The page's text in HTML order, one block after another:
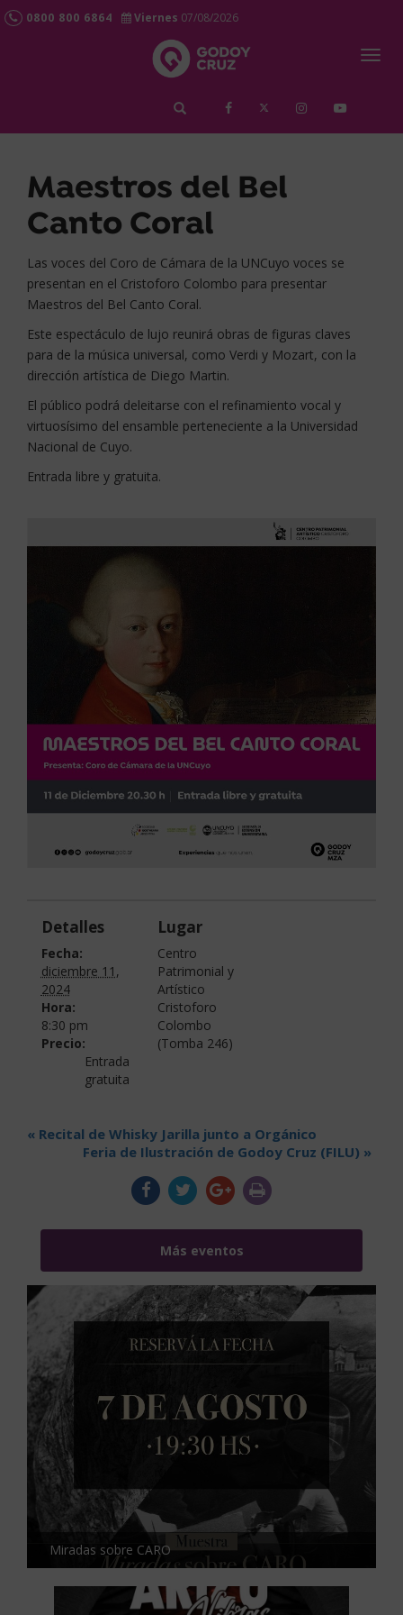
0800 800 6864 Viernes 07/08/2026
Maestros del Bel
Canto Coral
Las voces del Coro de Cámara de la UNCuyo voces se
presentan en el Cristoforo Colombo para presentar
Maestros del Bel Canto Coral.
Este espectáculo de lujo reunirá obras de figuras claves
para de la música universal, como Verdi y Mozart, con la
dirección artística de Diego Martin.
El público podrá deleitarse con el refinamiento vocal y
virtuosísimo del ensamble perteneciente a la Universidad
Nacional de Cuyo.
Entrada libre y gratuita.
Detalles
Fecha:
diciembre 11,
2024
Hora:
8:30 pm
Precio:
Entrada
gratuita
Lugar
Centro
Patrimonial y
Artístico
Cristoforo
Colombo
(Tomba 246)
« Recital de Whisky Jarilla junto a Orgánico
Feria de Ilustración de Godoy Cruz (FILU) »
Más eventos
Miradas sobre CARO